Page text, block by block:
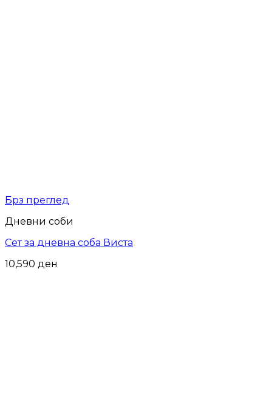
Брз преглед
Дневни соби
Сет за дневна соба Виста
10,590 ден